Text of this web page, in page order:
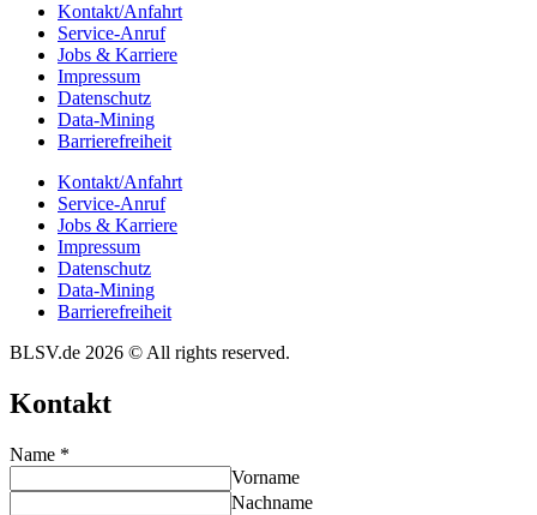
Kontakt/​​Anfahrt
Service-Anruf
Jobs & Karriere
Impres­sum
Daten­schutz
Data-Mining
Barrie­re­frei­heit
Kontakt/​​Anfahrt
Service-Anruf
Jobs & Karriere
Impres­sum
Daten­schutz
Data-Mining
Barrie­re­frei­heit
BLSV.de 2026 © All rights reserved.
Kontakt
Name *
Vorname
Nachname